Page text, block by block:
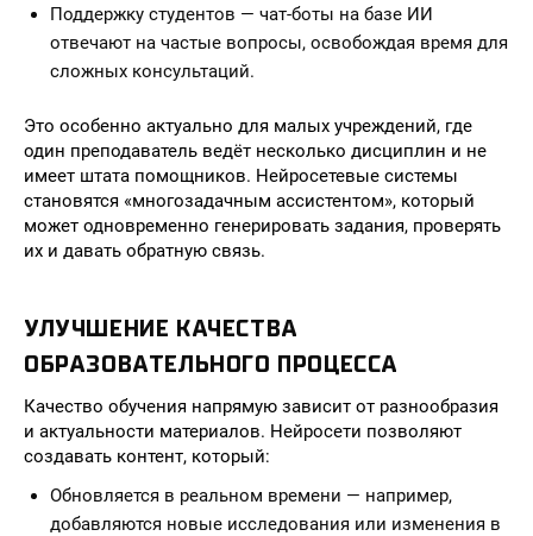
Поддержку студентов — чат-боты на базе ИИ
отвечают на частые вопросы, освобождая время для
сложных консультаций.
Это особенно актуально для малых учреждений, где
один преподаватель ведёт несколько дисциплин и не
имеет штата помощников. Нейросетевые системы
становятся «многозадачным ассистентом», который
может одновременно генерировать задания, проверять
их и давать обратную связь.
УЛУЧШЕНИЕ КАЧЕСТВА
ОБРАЗОВАТЕЛЬНОГО ПРОЦЕССА
Качество обучения напрямую зависит от разнообразия
и актуальности материалов. Нейросети позволяют
создавать контент, который:
Обновляется в реальном времени — например,
добавляются новые исследования или изменения в